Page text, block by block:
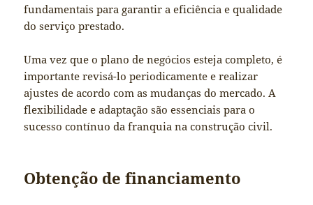
fundamentais para garantir a eficiência e qualidade
do serviço prestado.
Uma vez que o plano de negócios esteja completo, é
importante revisá-lo periodicamente e realizar
ajustes de acordo com as mudanças do mercado. A
flexibilidade e adaptação são essenciais para o
sucesso contínuo da franquia na construção civil.
Obtenção de financiamento